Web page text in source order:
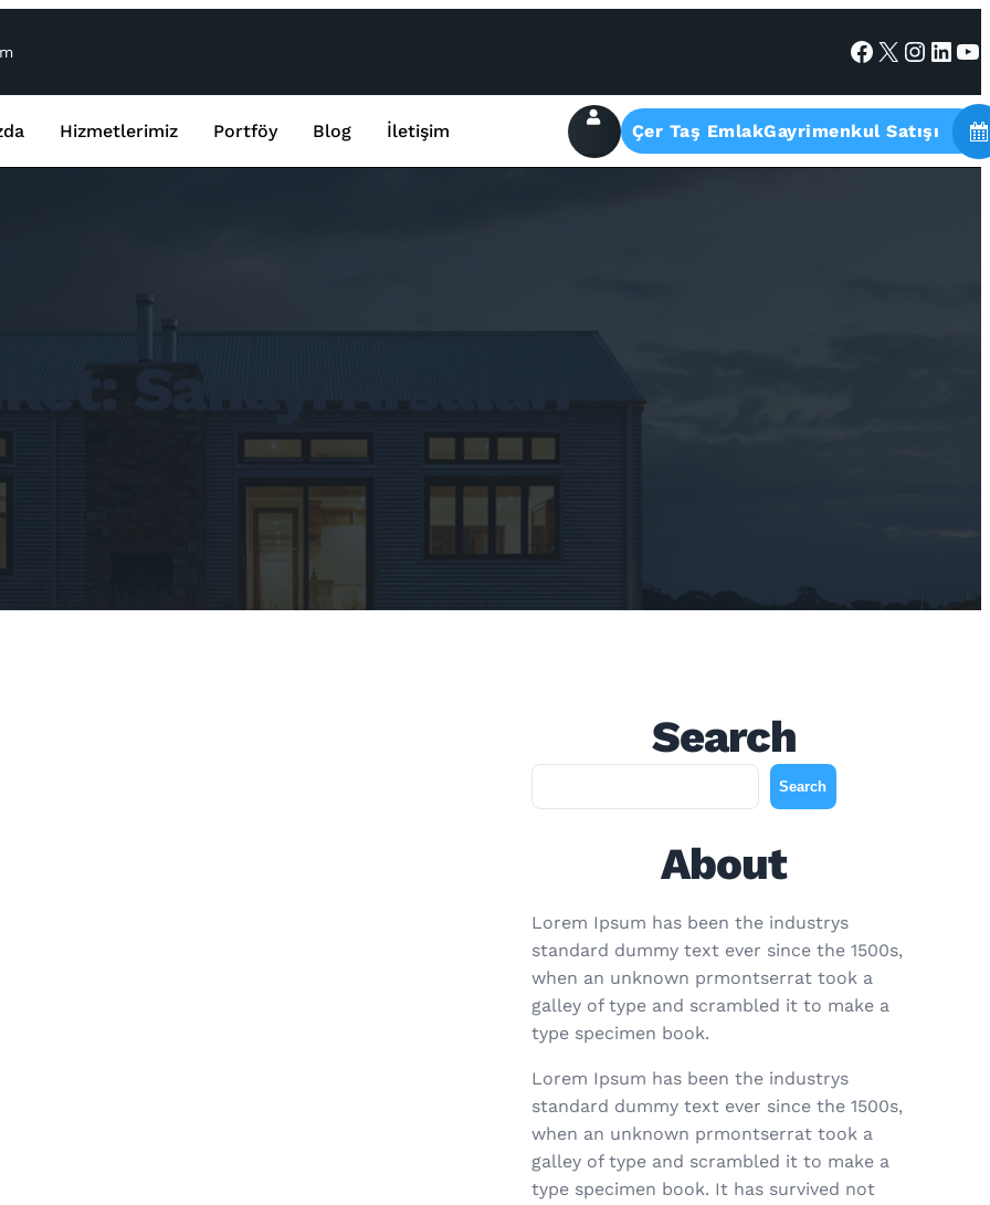
Facebook X Instagram LinkedIn YouTube
Hizmetlerimiz Portföy Blog İletişim Çer Taş EmlakGayrimenkul Satışı
Sanayi Arsaları
Search
A
r
Search
About
Lorem Ipsum has been the industrys
standard dummy text ever since the 1500s,
when an unknown prmontserrat took a
galley of type and scrambled it to make a
type specimen book.
Lorem Ipsum has been the industrys
standard dummy text ever since the 1500s,
when an unknown prmontserrat took a
galley of type and scrambled it to make a
type specimen book. It has survived not